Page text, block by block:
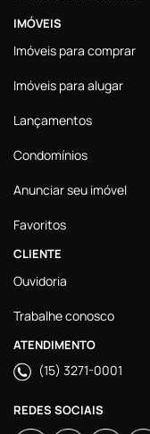
IMÓVEIS
Imóveis para comprar
Imóveis para alugar
Lançamentos
Condomínios
Anunciar seu imóvel
Favoritos
CLIENTE
Ouvidoria
Trabalhe conosco
ATENDIMENTO
(15) 3271-0001
REDES SOCIAIS